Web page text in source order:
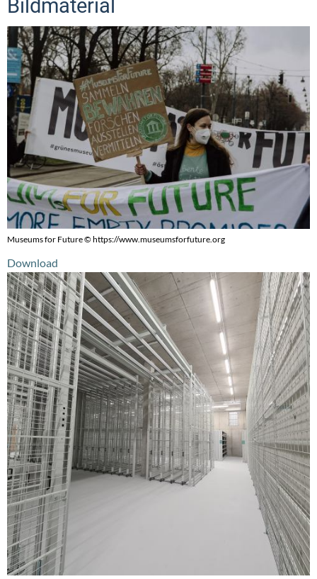
Bildmaterial
Museums for Future © https://www.museumsforfuture.org
Download